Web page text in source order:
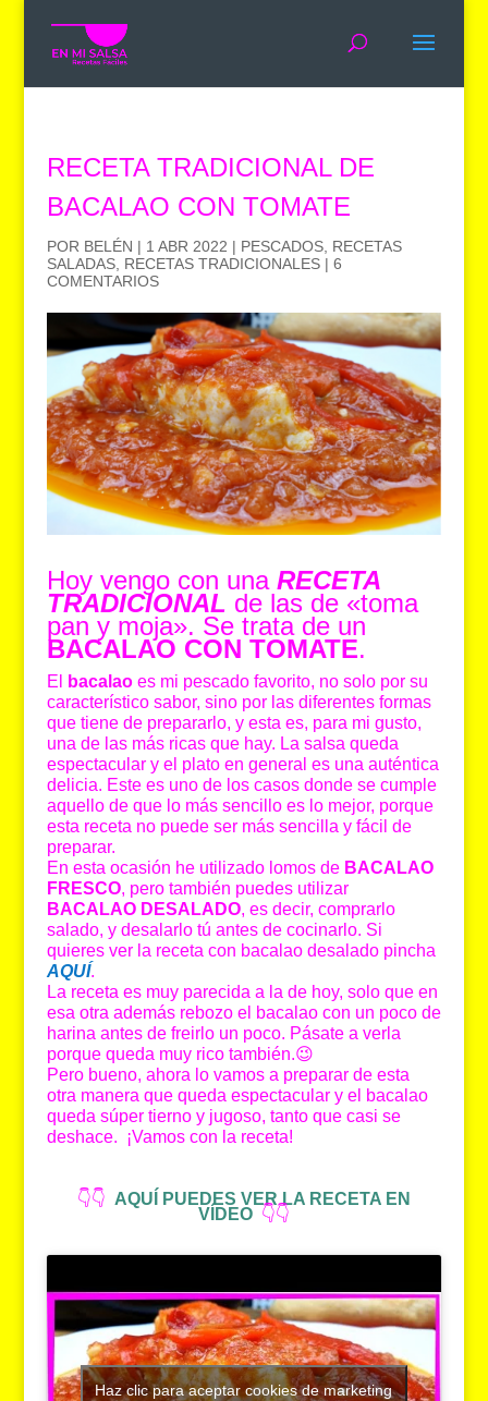
RECETA TRADICIONAL DE
BACALAO CON TOMATE
POR BELÉN | 1 ABR 2022 | PESCADOS, RECETAS
SALADAS, RECETAS TRADICIONALES| 6
COMENTARIOS
Hoy vengo con una RECETA
TRADICIONAL de las de «toma
pan y moja». Se trata de un
BACALAO CON TOMATE.
El bacalaoes mi pescado favorito, no solo por su
característico sabor, sino por las diferentes formas
que tiene de prepararlo, y esta es, para mi gusto,
una de las más ricas que hay. La salsa queda
espectacular y el plato en general es una auténtica
delicia. Este es uno de los casos donde se cumple
aquello de que lo más sencillo es lo mejor, porque
esta receta no puede ser más sencilla y fácil de
preparar.
En esta ocasión he utilizado lomos de BACALAO
FRESCO, pero también puedes utilizar
BACALAO DESALADO, es decir, comprarlo
salado, y desalarlo tú antes de cocinarlo. Si
quieres ver la receta con bacalao desalado pincha
AQUÍ.
La receta es muy parecida a la de hoy, solo que en
esa otra además rebozo el bacalao con un poco de
harina antes de freirlo un poco. Pásate a verla
porque queda muy rico también.😉
Pero bueno, ahora lo vamos a preparar de esta
otra manera que queda espectacular y el bacalao
queda súper tierno y jugoso, tanto que casi se
deshace. ¡Vamos con la receta!
👇👇 AQUÍ PUEDES VER LA RECETA EN
VÍDEO 👇👇
Haz clic para aceptar cookies de marketing